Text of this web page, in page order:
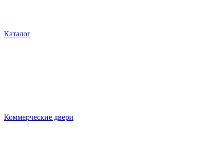
Каталог
Коммерческие двери